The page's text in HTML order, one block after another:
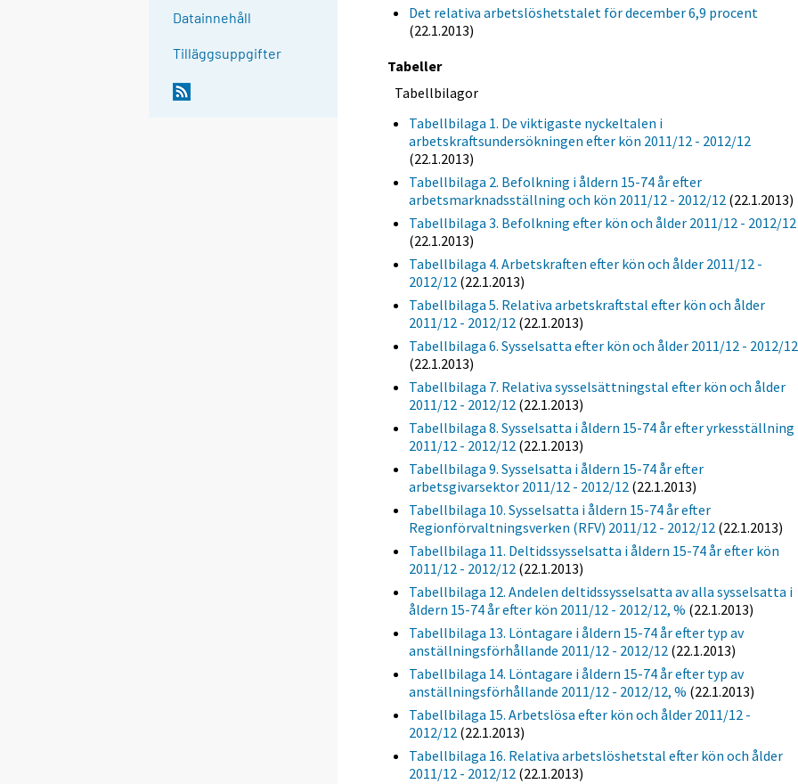
Datainnehåll
Tilläggsuppgifter
Det relativa arbetslöshetstalet för december 6,9 procent
(22.1.2013)
Tabeller
Tabellbilagor
Tabellbilaga 1. De viktigaste nyckeltalen i
arbetskraftsundersökningen efter kön 2011/12 - 2012/12
(22.1.2013)
Tabellbilaga 2. Befolkning i åldern 15-74 år efter
arbetsmarknadsställning och kön 2011/12 - 2012/12 (22.1.2013)
Tabellbilaga 3. Befolkning efter kön och ålder 2011/12 - 2012/12
(22.1.2013)
Tabellbilaga 4. Arbetskraften efter kön och ålder 2011/12 -
2012/12 (22.1.2013)
Tabellbilaga 5. Relativa arbetskraftstal efter kön och ålder
2011/12 - 2012/12 (22.1.2013)
Tabellbilaga 6. Sysselsatta efter kön och ålder 2011/12 - 2012/12
(22.1.2013)
Tabellbilaga 7. Relativa sysselsättningstal efter kön och ålder
2011/12 - 2012/12 (22.1.2013)
Tabellbilaga 8. Sysselsatta i åldern 15-74 år efter yrkesställning
2011/12 - 2012/12 (22.1.2013)
Tabellbilaga 9. Sysselsatta i åldern 15-74 år efter
arbetsgivarsektor 2011/12 - 2012/12 (22.1.2013)
Tabellbilaga 10. Sysselsatta i åldern 15-74 år efter
Regionförvaltningsverken (RFV) 2011/12 - 2012/12 (22.1.2013)
Tabellbilaga 11. Deltidssysselsatta i åldern 15-74 år efter kön
2011/12 - 2012/12 (22.1.2013)
Tabellbilaga 12. Andelen deltidssysselsatta av alla sysselsatta i
åldern 15-74 år efter kön 2011/12 - 2012/12, % (22.1.2013)
Tabellbilaga 13. Löntagare i åldern 15-74 år efter typ av
anställningsförhållande 2011/12 - 2012/12 (22.1.2013)
Tabellbilaga 14. Löntagare i åldern 15-74 år efter typ av
anställningsförhållande 2011/12 - 2012/12, % (22.1.2013)
Tabellbilaga 15. Arbetslösa efter kön och ålder 2011/12 -
2012/12 (22.1.2013)
Tabellbilaga 16. Relativa arbetslöshetstal efter kön och ålder
2011/12 - 2012/12 (22.1.2013)